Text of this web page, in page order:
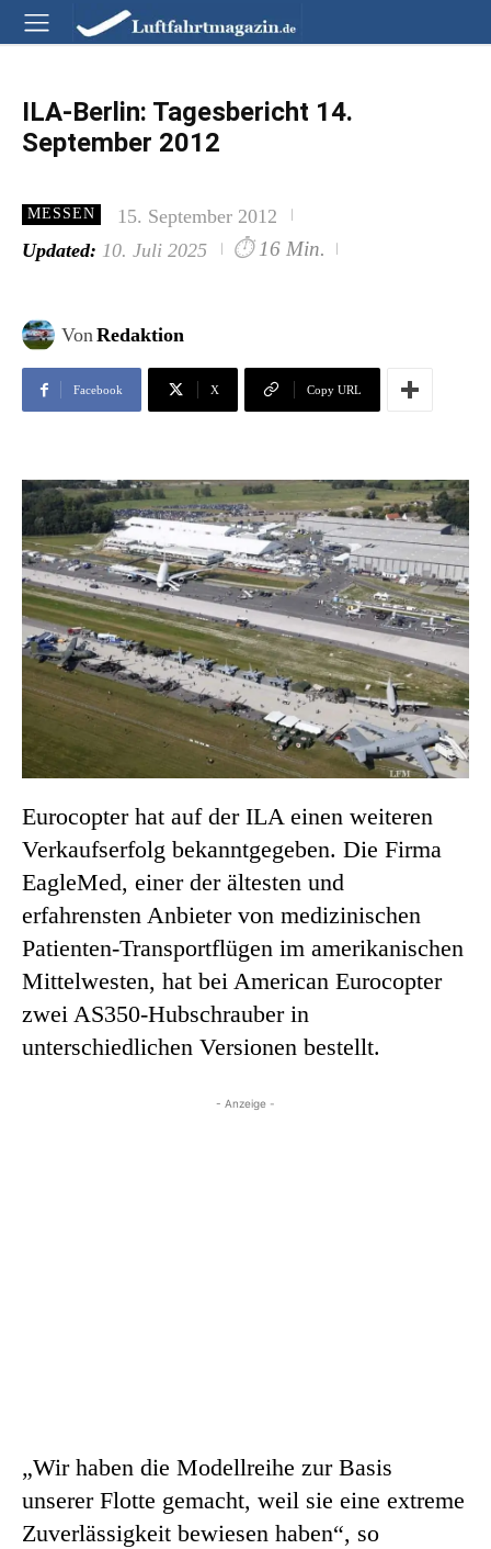
ILA-Berlin: Tagesbericht 14.
September 2012
MESSEN
15. September 2012
Updated: 10. Juli 2025 ⏱ 16 Min.
VonRedaktion
Facebook X Copy URL
Eurocopter hat auf der ILA einen weiteren
Verkaufserfolg bekanntgegeben. Die Firma
EagleMed, einer der ältesten und
erfahrensten Anbieter von medizinischen
Patienten-Transportflügen im amerikanischen
Mittelwesten, hat bei American Eurocopter
zwei AS350-Hubschrauber in
unterschiedlichen Versionen bestellt.
- Anzeige -
„Wir haben die Modellreihe zur Basis
unserer Flotte gemacht, weil sie eine extreme
Zuverlässigkeit bewiesen haben“, so